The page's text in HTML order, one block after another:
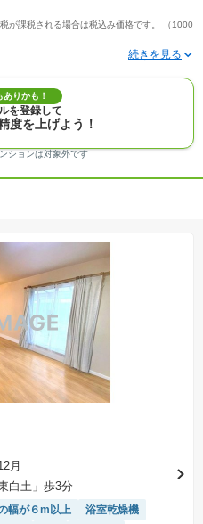
が課税される場合は税込み価格です。 （1000
り図に描かれている家具や車などは、特にコ
ません。
最終確認した情報です。
のものとは多少異なることがあります。
ルームの画像の場合、今回販売の物件と異な
合があります。
戸に該当しない項目もあります。
表示されます。
プラン例は、土地購入者の設計プランの参考
記してある時、そのプラン例は特定の建築請
てた場合、同様のものが同価格で建てられる
のではありません。
物の建築請負契約が、一定期間内に成立する
す。建築請負契約成立に向けて設計プランを
の設計協議をするために必要な相当の期間の
プランが実現できたかどうかにより結論を出
います。納得のいくプランが出来ず、建築請
戻り、土地契約にかかった代金（土地代金、
却されます。
込みの「総額表示」で統一しています。
消費税を除いた建物価格」と「土地価格」の
引き渡し時にかかる費用を表示しています。
身で十分な確認をしていただくようにお願い
ありかも！
を登録して
度を上げよう！
ションは対象外です
月
白土」歩3分
幅が６m以上
浴室乾燥機